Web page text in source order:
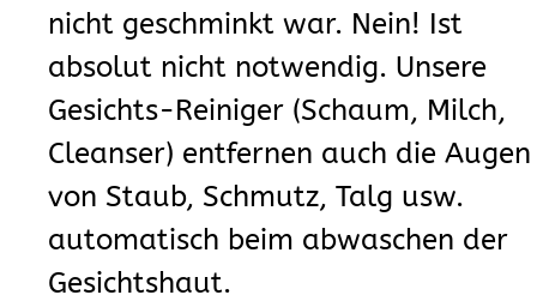
nicht geschminkt war. Nein! Ist
absolut nicht notwendig. Unsere
Gesichts-Reiniger (Schaum, Milch,
Cleanser) entfernen auch die Augen
von Staub, Schmutz, Talg usw.
automatisch beim abwaschen der
Gesichtshaut.